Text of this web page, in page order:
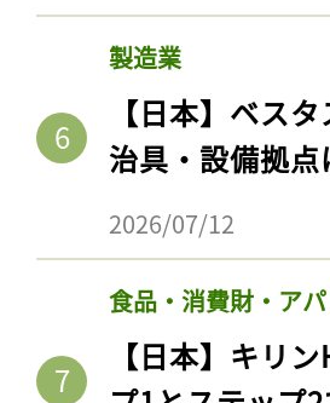
製造業
【日本】ベス
治具・設備拠点
2026/07/12
食品・消費財・ア
【日本】キリ